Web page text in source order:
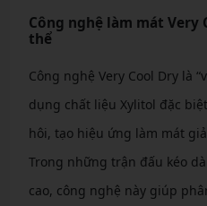
Công nghệ làm mát Very
thể
Công nghệ Very Cool Dry là
dụng chất liệu Xylitol đặc
hôi, tạo hiệu ứng làm mát
Trong những trận đấu kéo
cao, công nghệ này giúp